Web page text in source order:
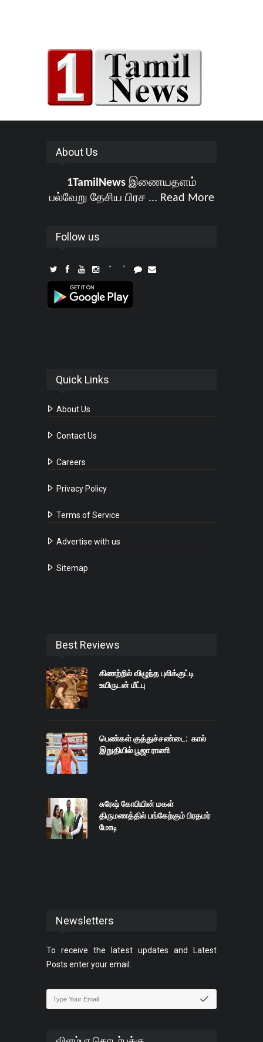
About Us
1TamilNewsஇணையதளம்
பல்வேறு தேசிய பிரச ... Read More
Follow us
Quick Links
About Us
Contact Us
Careers
Privacy Policy
Terms of Service
Advertise with us
Sitemap
Best Reviews
கிணற்றில் விழுந்த புலிக்குட்டி
உயிருடன் மீட்பு
பெண்கள் குத்துச்சண்டை: கால்
இறுதியில் பூஜா ராணி
சுரேஷ் கோபியின் மகள்
திருமணத்தில் பங்கேற்கும் பிரதமர்
மோடி
Newsletters
To receive the latest updates and Latest
Posts enter your email.